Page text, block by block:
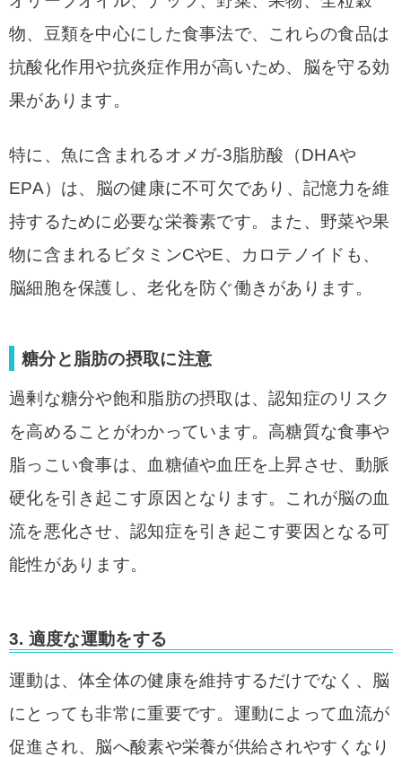
物、豆類を中心にした食事法で、これらの食品は
抗酸化作用や抗炎症作用が高いため、脳を守る効
果があります。
特に、魚に含まれるオメガ-3脂肪酸（DHAや
EPA）は、脳の健康に不可欠であり、記憶力を維
持するために必要な栄養素です。また、野菜や果
物に含まれるビタミンCやE、カロテノイドも、
脳細胞を保護し、老化を防ぐ働きがあります。
糖分と脂肪の摂取に注意
過剰な糖分や飽和脂肪の摂取は、認知症のリスク
を高めることがわかっています。高糖質な食事や
脂っこい食事は、血糖値や血圧を上昇させ、動脈
硬化を引き起こす原因となります。これが脳の血
流を悪化させ、認知症を引き起こす要因となる可
能性があります。
3. 適度な運動をする
運動は、体全体の健康を維持するだけでなく、脳
にとっても非常に重要です。運動によって血流が
促進され、脳へ酸素や栄養が供給されやすくなり